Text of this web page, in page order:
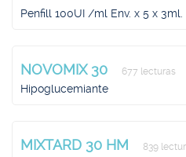
Penfill 100UI /ml Env. x 5 x 3ml.
NOVOMIX 30 677 lecturas
Hipoglucemiante
MIXTARD 30 HM 839